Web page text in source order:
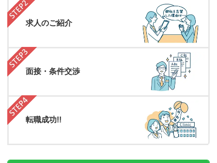
求人のご紹介
面接・条件交渉
転職成功!!